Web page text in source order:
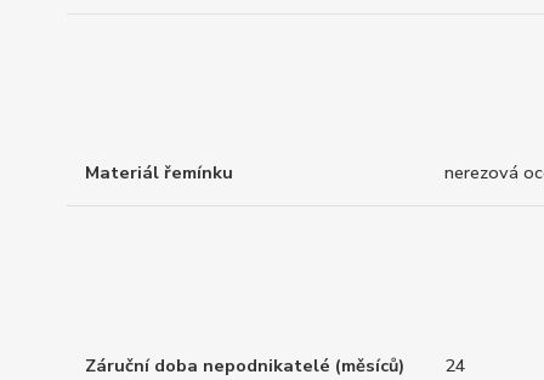
Materiál řemínku nerezová
Záruční doba nepodnikatelé (měsíců) 24